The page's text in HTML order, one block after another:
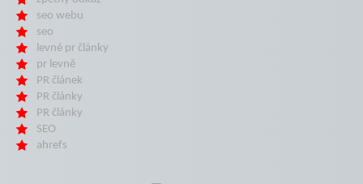
seo webu
seo
levné pr články
pr levně
PR článek
PR články
PR články
SEO
ahrefs